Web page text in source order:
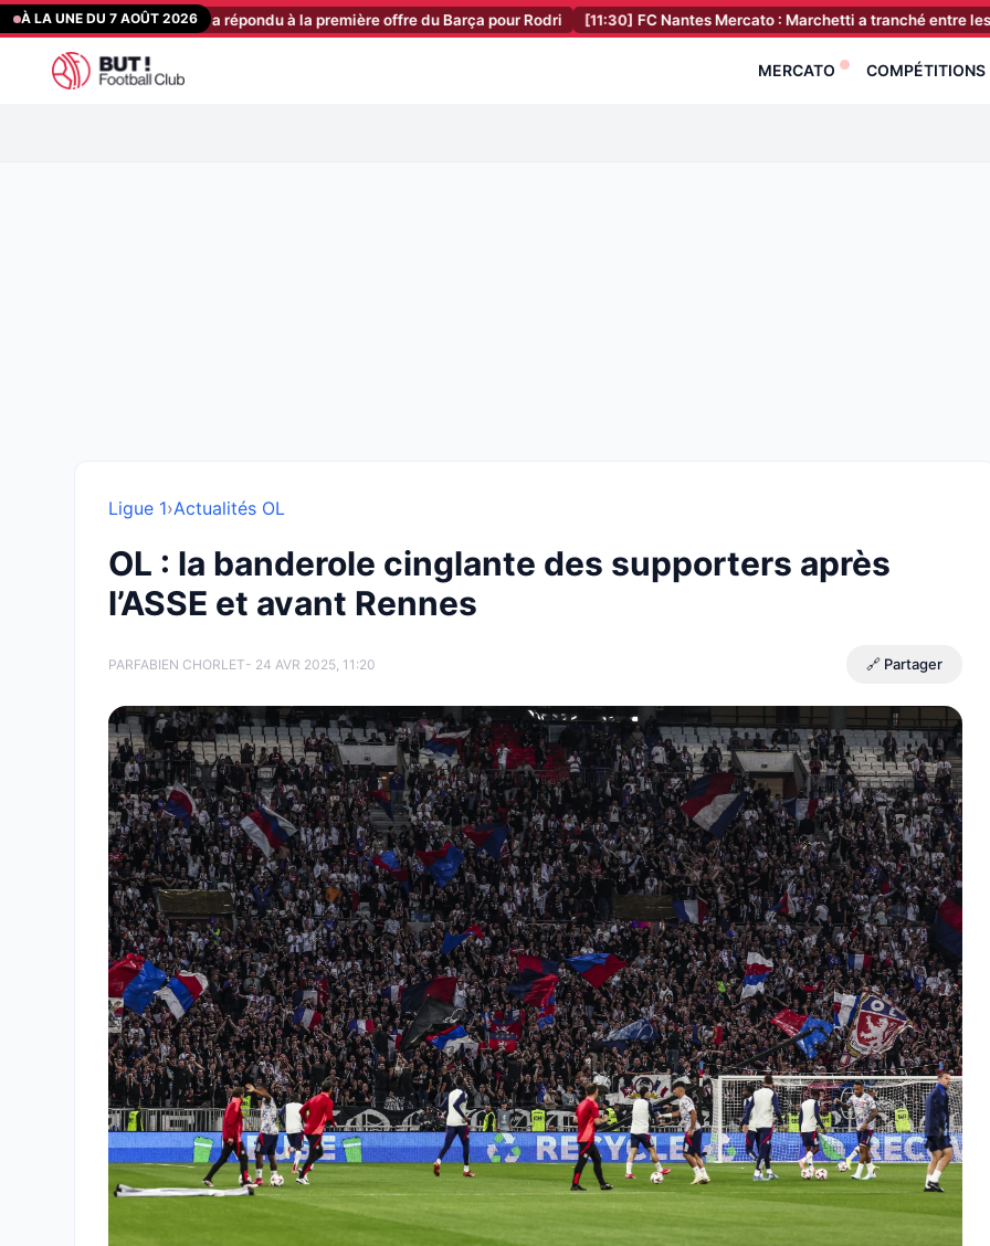
Aller
au
contenu
À LA UNE DU 7 AOÛT 2026
: Manchester City a répondu à la première offre du Barça pour Rodri [11:30] FC Nantes Mercato : Marchetti a tranché entre les Canaris
MERCATO COMPÉTITIONS
Ligue 1›Actualités OL
OL : la banderole cinglante des supporters après
l’ASSE et avant Rennes
PARFABIEN CHORLET- 24 AVR 2025, 11:20 🔗 Partager